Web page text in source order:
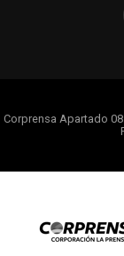
Corprensa Apartado